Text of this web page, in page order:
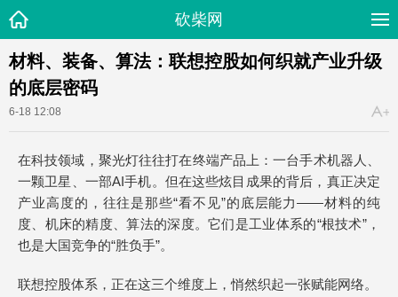
砍柴网
材料、装备、算法：联想控股如何织就产业升级
的底层密码
6-18 12:08
在科技领域，聚光灯往往打在终端产品上：一台手术机器人、
一颗卫星、一部AI手机。但在这些炫目成果的背后，真正决定
产业高度的，往往是那些“看不见”的底层能力——材料的纯
度、机床的精度、算法的深度。它们是工业体系的“根技术”，
也是大国竞争的“胜负手”。
联想控股体系，正在这三个维度上，悄然织起一张赋能网络。